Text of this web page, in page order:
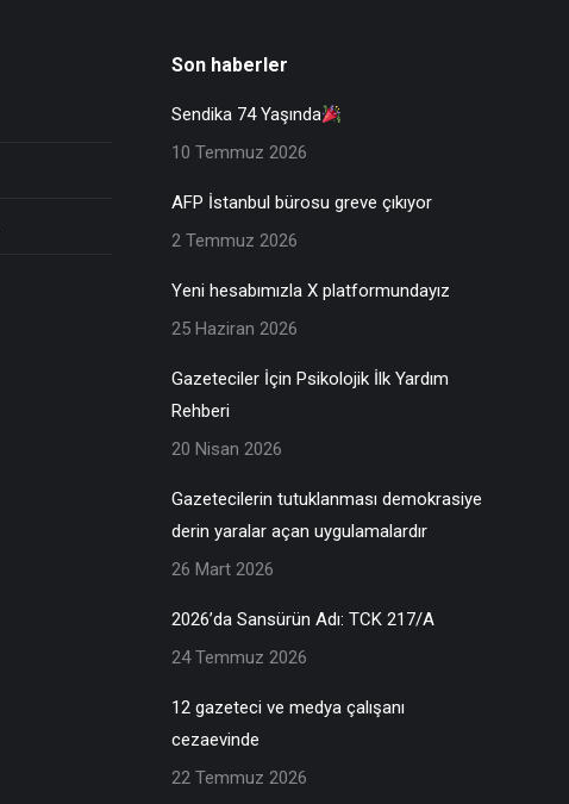
Son haberler
Sendika 74 Yaşında
10 Temmuz 2026
AFP İstanbul bürosu greve çıkıyor
2 Temmuz 2026
Yeni hesabımızla X platformundayız
25 Haziran 2026
Gazeteciler İçin Psikolojik İlk Yardım
Rehberi
20 Nisan 2026
Gazetecilerin tutuklanması demokrasiye
derin yaralar açan uygulamalardır
26 Mart 2026
2026’da Sansürün Adı: TCK 217/A
24 Temmuz 2026
12 gazeteci ve medya çalışanı
cezaevinde
22 Temmuz 2026